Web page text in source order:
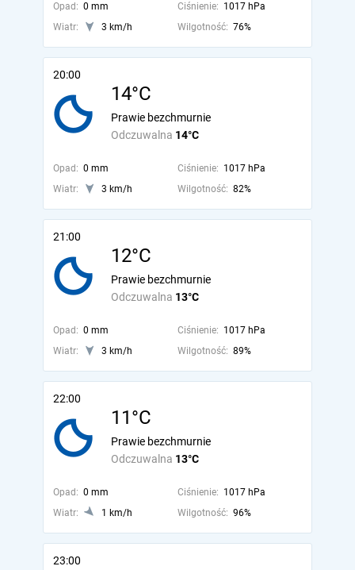
Opad: 0 mm Ciśnienie: 1017 hPa
Wiatr:
3 km/h Wilgotność: 76%
20:00
14°C
Odczuwalna 14°C
Prawie bezchmurnie
Opad: 0 mm Ciśnienie: 1017 hPa
Wiatr:
3 km/h Wilgotność: 82%
21:00
12°C
Odczuwalna 13°C
Prawie bezchmurnie
Opad: 0 mm Ciśnienie: 1017 hPa
Wiatr:
3 km/h Wilgotność: 89%
22:00
11°C
Odczuwalna 13°C
Prawie bezchmurnie
Opad: 0 mm Ciśnienie: 1017 hPa
Wiatr:
1 km/h Wilgotność: 96%
23:00